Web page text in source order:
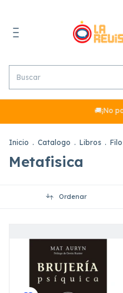
🚚¡No
Inicio . Catalogo . Libros .
Metafisica
Ordenar